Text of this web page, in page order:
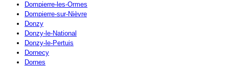
Dompierre-les-Ormes
Dompierre-sur-Nièvre
Donzy
Donzy-le-National
Donzy-le-Pertuis
Dornecy
Dornes